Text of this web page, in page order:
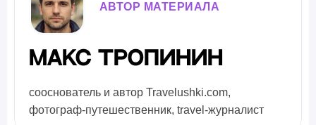
АВТОР МАТЕРИАЛА
Макс Тропинин
сооснователь и автор Travelushki.com,
фотограф-путешественник, travel-журналист